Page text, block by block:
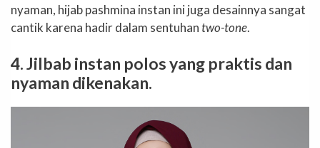
nyaman, hijab pashmina instan ini juga desainnya sangat
cantik karena hadir dalam sentuhan two-tone.
4. Jilbab instan polos yang praktis dan
nyaman dikenakan.